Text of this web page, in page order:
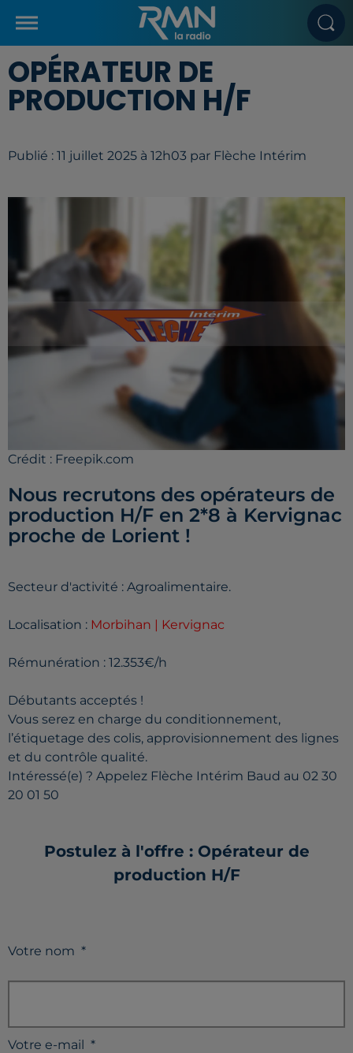
OPÉRATEUR DE
PRODUCTION H/F
Publié : 11 juillet 2025 à 12h03 par Flèche Intérim
Crédit : Freepik.com
Nous recrutons des opérateurs de
production H/F en 2*8 à Kervignac
proche de Lorient !
Secteur d'activité : Agroalimentaire.
Localisation : Morbihan | Kervignac
Rémunération : 12.353€/h
Débutants acceptés !
Vous serez en charge du conditionnement,
l’étiquetage des colis, approvisionnement des lignes
et du contrôle qualité.
Intéressé(e) ? Appelez Flèche Intérim Baud au 02 30
20 01 50
Postulez à l'offre : Opérateur de
production H/F
Votre nom *
Votre e-mail *